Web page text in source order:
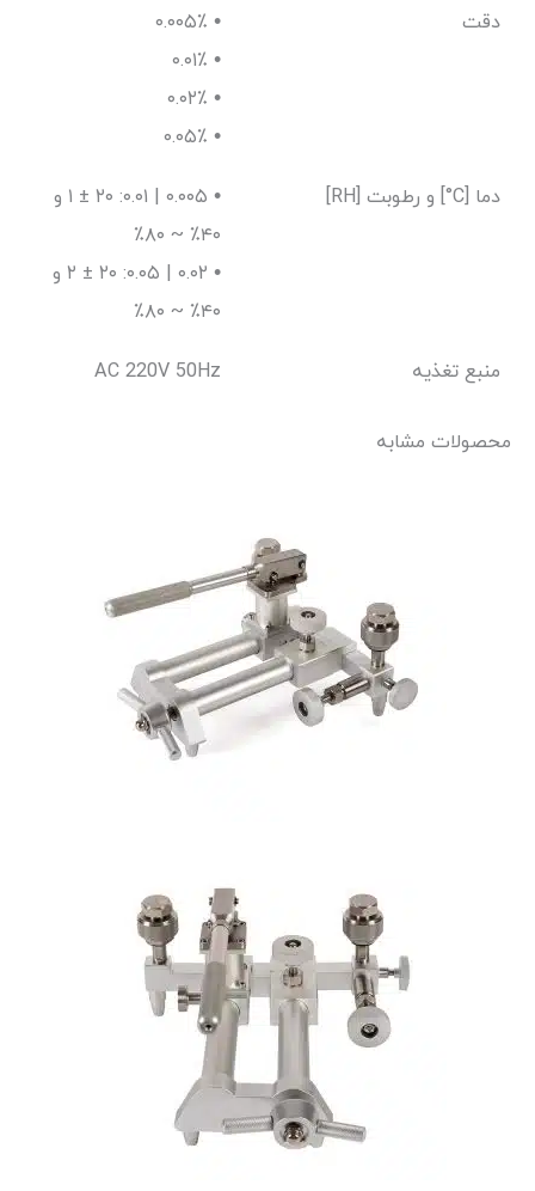
دقت
• ۰.۰۰۵٪
• ۰.۰۱٪
• ۰.۰۲٪
• ۰.۰۵٪
دما [C°] و رطوبت [RH]
• ۰.۰۰۵ | ۰.۰۱: ۲۰ ± ۱ و
۴۰٪ ~ ۸۰٪
• ۰.۰۲ | ۰.۰۵: ۲۰ ± ۲ و
۴۰٪ ~ ۸۰٪
منبع تغذیه AC 220V 50Hz
محصولات مشابه